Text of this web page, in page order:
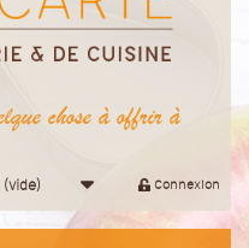
chose à offrir à
Connexion
(vide)